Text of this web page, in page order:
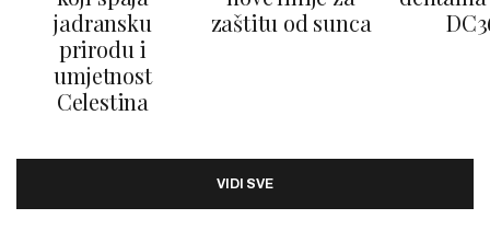
jadransku
prirodu i
umjetnost
Celestina
zaštitu od sunca
VIDI SVE